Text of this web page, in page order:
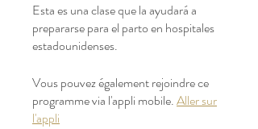
Esta es una clase que la ayudará a
prepararse para el parto en hospitales
estadounidenses.
Vous pouvez également rejoindre ce
programme via l'appli mobile.Aller sur
l'appli